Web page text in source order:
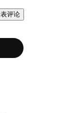
评论